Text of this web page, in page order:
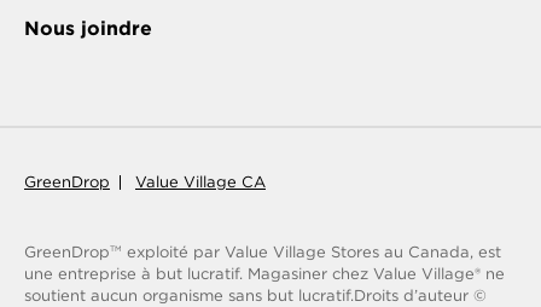
Nous joindre
GreenDrop Value Village CA
GreenDropTM
exploité par Value Village Stores au Canada, est
une entreprise à but lucratif. Magasiner chez Value Village® ne
soutient aucun organisme sans but lucratif.Droits d’auteur ©